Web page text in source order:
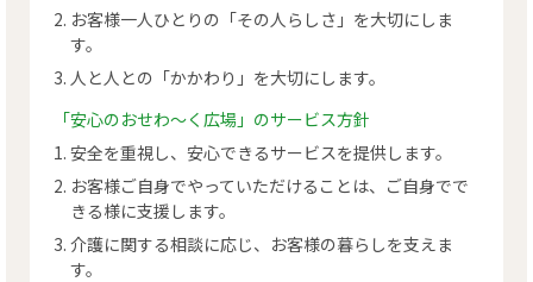
会社情報
リンク
お問い合わせ
カタログ・取説
お客様一人ひとりの「その人らしさ」を大切にしま
す。
人と人との「かかわり」を大切にします。
「安心のおせわ～く広場」のサービス方針
安全を重視し、安心できるサービスを提供します。
お客様ご自身でやっていただけることは、ご自身でで
きる様に支援します。
介護に関する相談に応じ、お客様の暮らしを支えま
す。